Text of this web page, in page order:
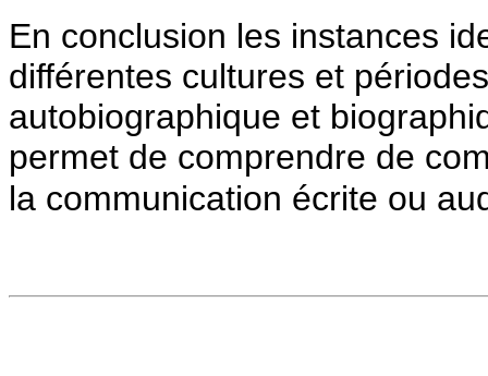
En conclusion les instances
différentes cultures et
autobiographique et
permet de comprendre de
la communication écrite ou